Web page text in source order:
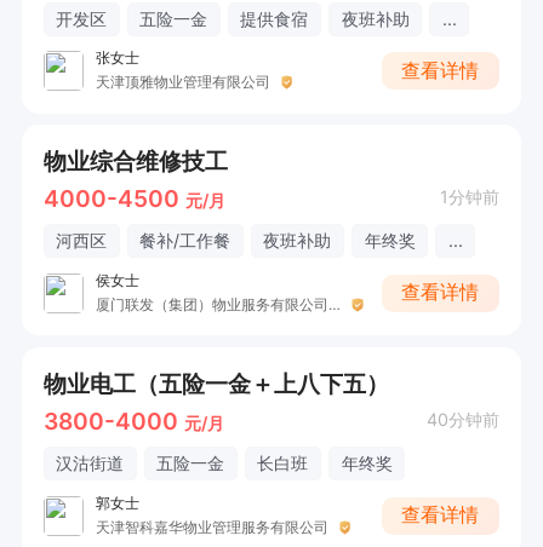
开发区 五险一金 提供食宿 夜班补助 ...
张女士
天津顶雅物业管理有限公司
查看详情
物业综合维修技工
4000-4500 元/月 1分钟前
河西区 餐补/工作餐 夜班补助 年终奖 ...
侯女士
厦门联发（集团）物业服务有限公司天津分公司
查看详情
物业电工（五险一金＋上八下五）
3800-4000 元/月 40分钟前
汉沽街道 五险一金 长白班 年终奖
郭女士
天津智科嘉华物业管理服务有限公司
查看详情